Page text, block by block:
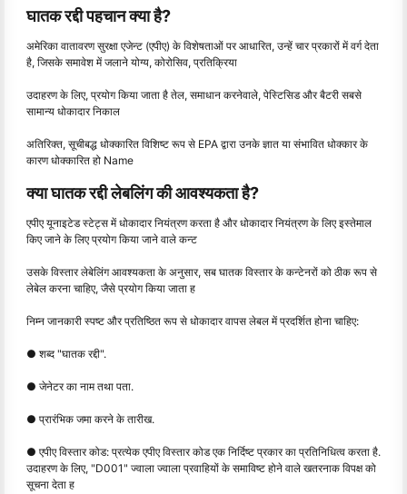
घातक रद्दी पहचान क्या है?
अमेरिका वातावरण सुरक्षा एजेन्ट (एपीए) के विशेषताओं पर आधारित, उन्हें चार प्रकारों में वर्ग देता
है, जिसके समावेश में जलाने योग्य, कोरोसिव, प्रतिक्रिया
उदाहरण के लिए, प्रयोग किया जाता है तेल, समाधान करनेवाले, पेस्टिसिड और बैटरी सबसे
सामान्य धोकादार निकाल
अतिरिक्त, सूचीबद्ध धोक्कारित विशिष्ट रूप से EPA द्वारा उनके ज्ञात या संभावित धोक्कार के
कारण धोक्कारित हो Name
क्या घातक रद्दी लेबलिंग की आवश्यकता है?
एपीए यूनाइटेड स्टेट्स में धोकादार नियंत्रण करता है और धोकादार नियंत्रण के लिए इस्तेमाल
किए जाने के लिए प्रयोग किया जाने वाले कन्ट
उसके विस्तार लेबेलिंग आवश्यकता के अनुसार, सब घातक विस्तार के कन्टेनरों को ठीक रूप से
लेबेल करना चाहिए, जैसे प्रयोग किया जाता ह
निम्न जानकारी स्पष्ट और प्रतिष्ठित रूप से धोकादार वापस लेबल में प्रदर्शित होना चाहिए:
● शब्द "घातक रद्दी".
● जेनेटर का नाम तथा पता.
● प्रारंभिक जमा करने के तारीख.
● एपीए विस्तार कोड: प्रत्येक एपीए विस्तार कोड एक निर्दिष्ट प्रकार का प्रतिनिधित्व करता है.
उदाहरण के लिए, "D001" ज्वाला ज्वाला प्रवाहियों के समाविष्ट होने वाले खतरनाक विपक्ष को
सूचना देता ह